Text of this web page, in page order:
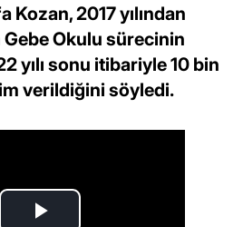
Kozan, 2017 yılından
Okulu sürecinin
yılı sonu itibariyle 10 bin
verildiğini söyledi.